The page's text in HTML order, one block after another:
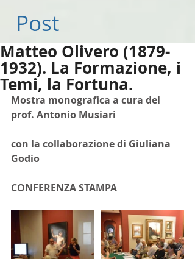
Post
Matteo Olivero (1879-
1932). La Formazione, i
Temi, la Fortuna.
Mostra monografica a cura del
prof. Antonio Musiari
con la collaborazione di Giuliana
Godio
CONFERENZA STAMPA